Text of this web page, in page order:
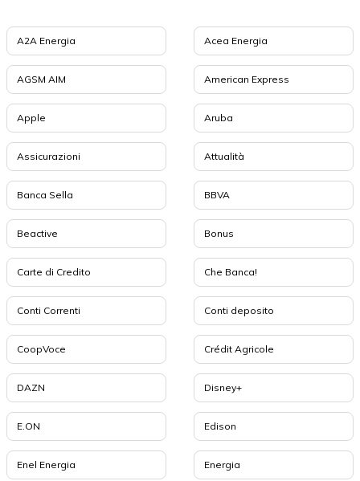
A2A Energia Acea Energia
AGSM AIM American Express
Apple Aruba
Assicurazioni Attualità
Banca Sella BBVA
Beactive Bonus
Carte di Credito Che Banca!
Conti Correnti Conti deposito
CoopVoce Crédit Agricole
DAZN Disney+
E.ON Edison
Enel Energia Energia